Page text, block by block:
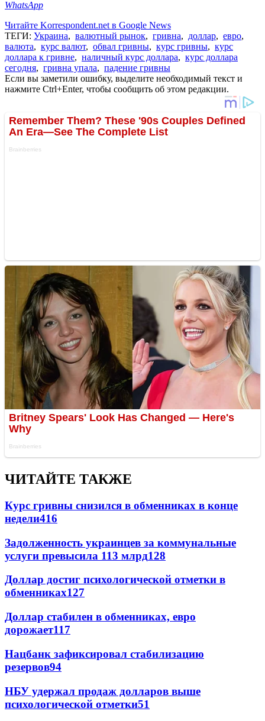
WhatsApp
Читайте Korrespondent.net в Google News
ТЕГИ: Украина, валютный рынок, гривна, доллар, евро,
валюта, курс валют, обвал гривны, курс гривны, курс
доллара к гривне, наличный курс доллара, курс доллара
сегодня, гривна упала, падение гривны
Если вы заметили ошибку, выделите необходимый текст и
нажмите Ctrl+Enter, чтобы сообщить об этом редакции.
ЧИТАЙТЕ ТАКЖЕ
Курс гривны снизился в обменниках в конце
недели416
Задолженность украинцев за коммунальные
услуги превысила 113 млрд128
Доллар достиг психологической отметки в
обменниках127
Доллар стабилен в обменниках, евро
дорожает117
Нацбанк зафиксировал стабилизацию
резервов94
НБУ удержал продаж долларов выше
психологической отметки51